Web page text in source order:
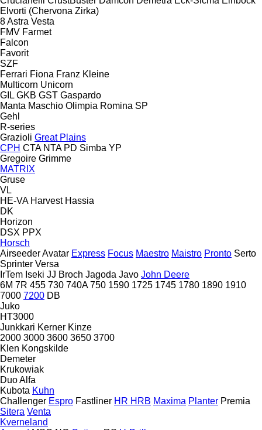
Elvorti (Chervona Zirka)
8Astra Vesta
FMV Farmet
Falcon
Favorit
SZF
Ferrari Fiona Franz Kleine
Multicorn Unicorn
GIL GKB GST Gaspardo
Manta Maschio Olimpia Romina SP
Gehl
R-series
Grazioli Great Plains
CPH CTA NTA PD Simba YP
Gregoire Grimme
MATRIX
Gruse
VL
HE-VA Harvest Hassia
DK
Horizon
DSX PPX
Horsch
AirseederAvatar Express Focus Maestro Maistro Pronto Serto
Sprinter Versa
IrTem Iseki JJ Broch Jagoda Javo John Deere
6M 7R 455 730 740A 750 1590 1725 1745 1780 1890 1910
7000 7200 DB
Juko
HT3000
Junkkari Kerner Kinze
2000 3000 3600 3650 3700
Klen Kongskilde
Demeter
Krukowiak
Duo Alfa
Kubota Kuhn
Challenger Espro Fastliner HR HRB Maxima Planter Premia
Sitera Venta
Kverneland